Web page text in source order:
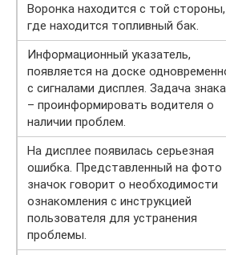
Воронка находится с той стороны,
где находится топливный бак.
Информационный указатель,
появляется на доске
с сигналами дисплея. Задача знака
– проинформировать водителя о
наличии проблем.
На дисплее появилась серьезная
ошибка. Представленный на фото
значок говорит о необходимости
ознакомления с инструкцией
пользователя для устранения
проблемы.